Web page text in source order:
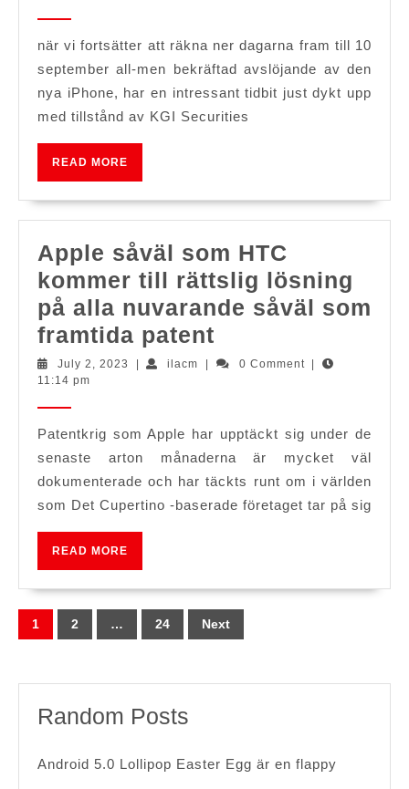
iPhone
5
till
förmån
för
5C;
iPhone
4s
för
att
stanna
när vi fortsätter att räkna ner dagarna fram till 10
september all-men bekräftad avslöjande av den
nya iPhone, har en intressant tidbit just dykt upp
med tillstånd av KGI Securities
READ MORE
Apple såväl som HTC
kommer till rättslig lösning
på alla nuvarande såväl som
framtida patent
såväl
kommer
till
rättslig
nuvarande
såväl
framtida
July 2, 2023 July
| ilacm ilacm
| 0 Comment
|
11:14 pm
Patentkrig som Apple har upptäckt sig under de
senaste arton månaderna är mycket väl
dokumenterade och har täckts runt om i världen
som Det Cupertino -baserade företaget tar på sig
READ MORE
Posts
navigation
1 2 … 24 Next
Random Posts
Android 5.0 Lollipop Easter Egg är en flappy